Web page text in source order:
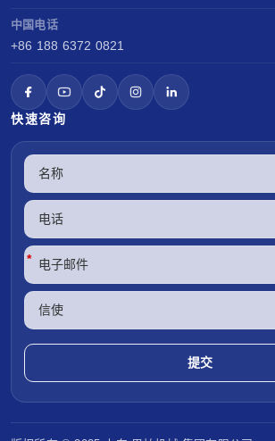
中国电话
+86 188 6372 0821
快速咨询
*